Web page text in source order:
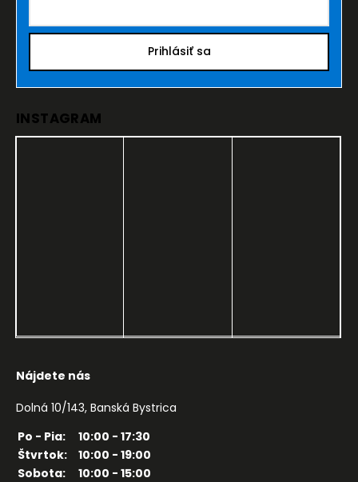
Prihlásiť sa
INSTAGRAM
Nájdete nás
Dolná 10/143, Banská Bystrica
Po - Pia:
10:00 - 17:30
Štvrtok:
10:00 - 19:00
Sobota:
10:00 - 15:00